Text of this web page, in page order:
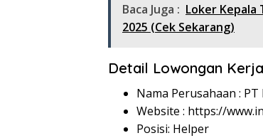
Baca Juga : Loker
2025 (Cek Sekarang)
Detail Lowongan Kerja
Nama Perusahaan : PT
Website : https://
Posisi: Helper